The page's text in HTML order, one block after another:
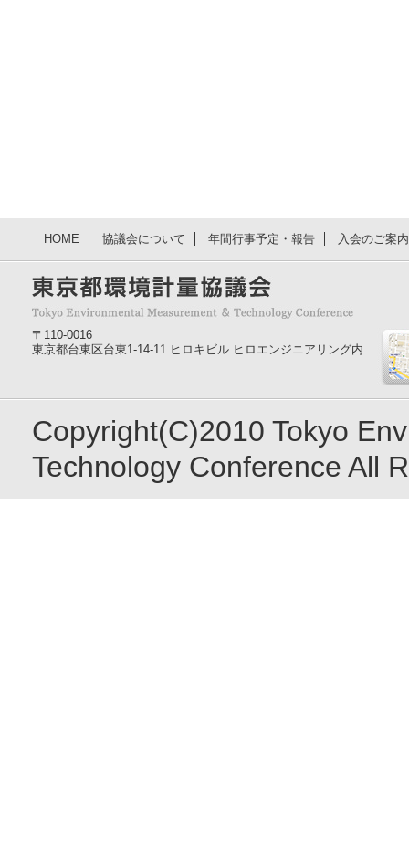
HOME 協議会について 年間行事予定・報告 入会のご案
〒110-0016
東京都台東区台東1-14-11 ヒロキビル ヒロエンジニアリング内
Copyright(C)2010 Tokyo
Technology Conference All